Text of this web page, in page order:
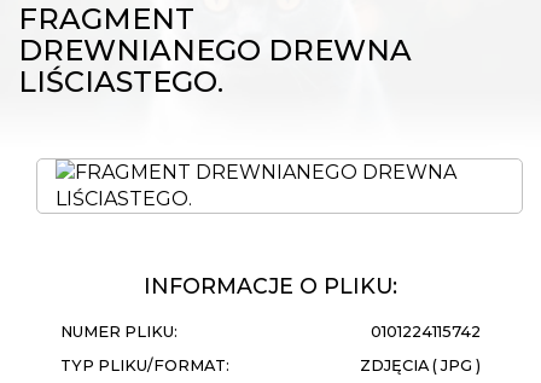
FRAGMENT
DREWNIANEGO DREWNA
LIŚCIASTEGO.
INFORMACJE O PLIKU:
NUMER PLIKU:
0101224115742
TYP PLIKU/FORMAT:
ZDJĘCIA ( JPG )